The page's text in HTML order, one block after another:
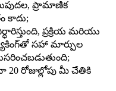
ప్రామాణిక
కాదు;
ప్రక్రియ మరియు
సహా మార్పుల
20 రోజుల్లోపు మీ చేతికి